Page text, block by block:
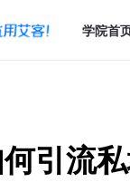
学院首
引流